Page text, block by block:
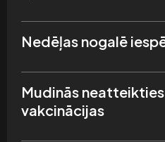
Nedēļas nogalē
Mudinās
vakcinācijas